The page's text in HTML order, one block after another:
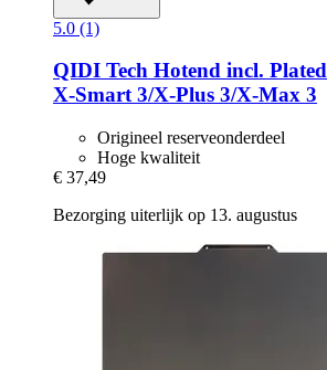
5.0 (1)
QIDI Tech Hotend incl.
X-​Smart 3/X-​Plus 3/X-​Max 3
Origineel reserveonderdeel
Hoge kwaliteit
€ 37,49
Bezorging uiterlijk op 13. augustus